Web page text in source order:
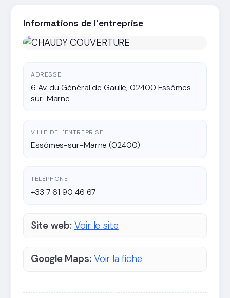
Informations de l'entreprise
ADRESSE
6 Av. du Général de Gaulle, 02400 Essômes-
sur-Marne
VILLE DE L'ENTREPRISE
Essômes-sur-Marne (02400)
TELEPHONE
+33 7 61 90 46 67
Site web: Voir le site
Google Maps: Voir la fiche